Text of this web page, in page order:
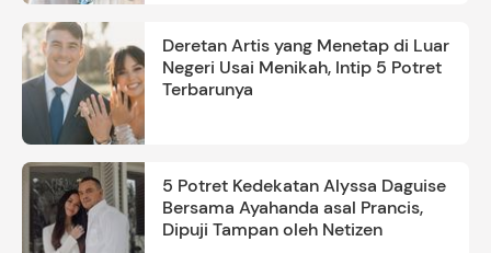
Deretan Artis yang Menetap di Luar
Negeri Usai Menikah, Intip 5 Potret
Terbarunya
5 Potret Kedekatan Alyssa Daguise
Bersama Ayahanda asal Prancis,
Dipuji Tampan oleh Netizen